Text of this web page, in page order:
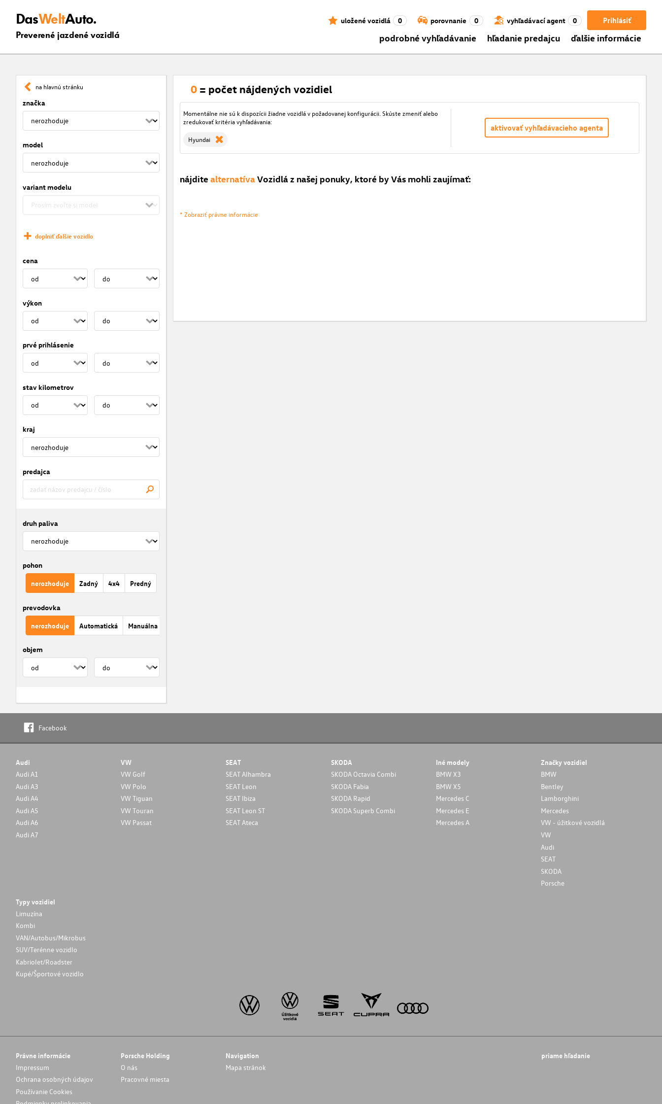
DasWeltAuto.
Preverené jazdené vozidlá
Prihlásiť
uložené vozidlá 0 porovnanie 0 vyhľadávací agent 0
podrobné vyhľadávanie hľadanie predajcu ďalšie informácie
na hlavnú stránku
značka
model
variant modelu
doplniť ďalšie vozidlo
cena
výkon
prvé prihlásenie
stav kilometrov
kraj
predajca
druh paliva
pohon
nerozhoduje Zadný 4x4 Predný
prevodovka
nerozhoduje Automatická Manuálna
objem
0 = počet nájdených vozidiel
Momentálne nie sú k dispozícii žiadne vozidlá v požadovanej konfigurácii. Skúste zmeniť alebo
zredukovať kritéria vyhľadávania:
Hyundai
aktivovať vyhľadávacieho agenta
nájdite alternatíva Vozidlá z našej ponuky, ktoré by Vás mohli zaujímať:
* Zobraziť právne informácie
Facebook
Audi
Audi A1
Audi A3
Audi A4
Audi A5
Audi A6
Audi A7
VW
VW Golf
VW Polo
VW Tiguan
VW Touran
VW Passat
SEAT
SEAT Alhambra
SEAT Leon
SEAT Ibiza
SEAT Leon ST
SEAT Ateca
SKODA
SKODA Octavia Combi
SKODA Fabia
SKODA Rapid
SKODA Superb Combi
Iné modely
BMW X3
BMW X5
Mercedes C
Mercedes E
Mercedes A
Značky vozidiel
BMW
Bentley
Lamborghini
Mercedes
VW - úžitkové vozidlá
VW
Audi
SEAT
SKODA
Porsche
Typy vozidiel
Limuzína
Kombi
VAN/Autobus/Mikrobus
SUV/Terénne vozidlo
Kabriolet/Roadster
Kupé/Športové vozidlo
Právne informácie
Impressum
Ochrana osobných údajov
Používanie Cookies
Porsche Holding
O nás
Pracovné miesta
Navigation
Mapa stránok
priame hľadanie